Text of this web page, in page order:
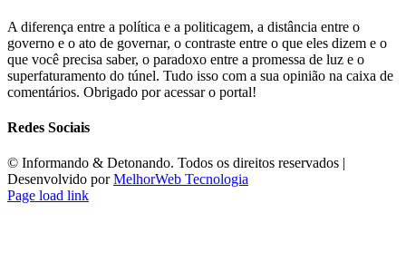
A diferença entre a política e a politicagem, a distância entre o
governo e o ato de governar, o contraste entre o que eles dizem e o
que você precisa saber, o paradoxo entre a promessa de luz e o
superfaturamento do túnel. Tudo isso com a sua opinião na caixa de
comentários. Obrigado por acessar o portal!
Redes Sociais
©️ Informando & Detonando. Todos os direitos reservados |
Desenvolvido porMelhorWeb Tecnologia
Page load link